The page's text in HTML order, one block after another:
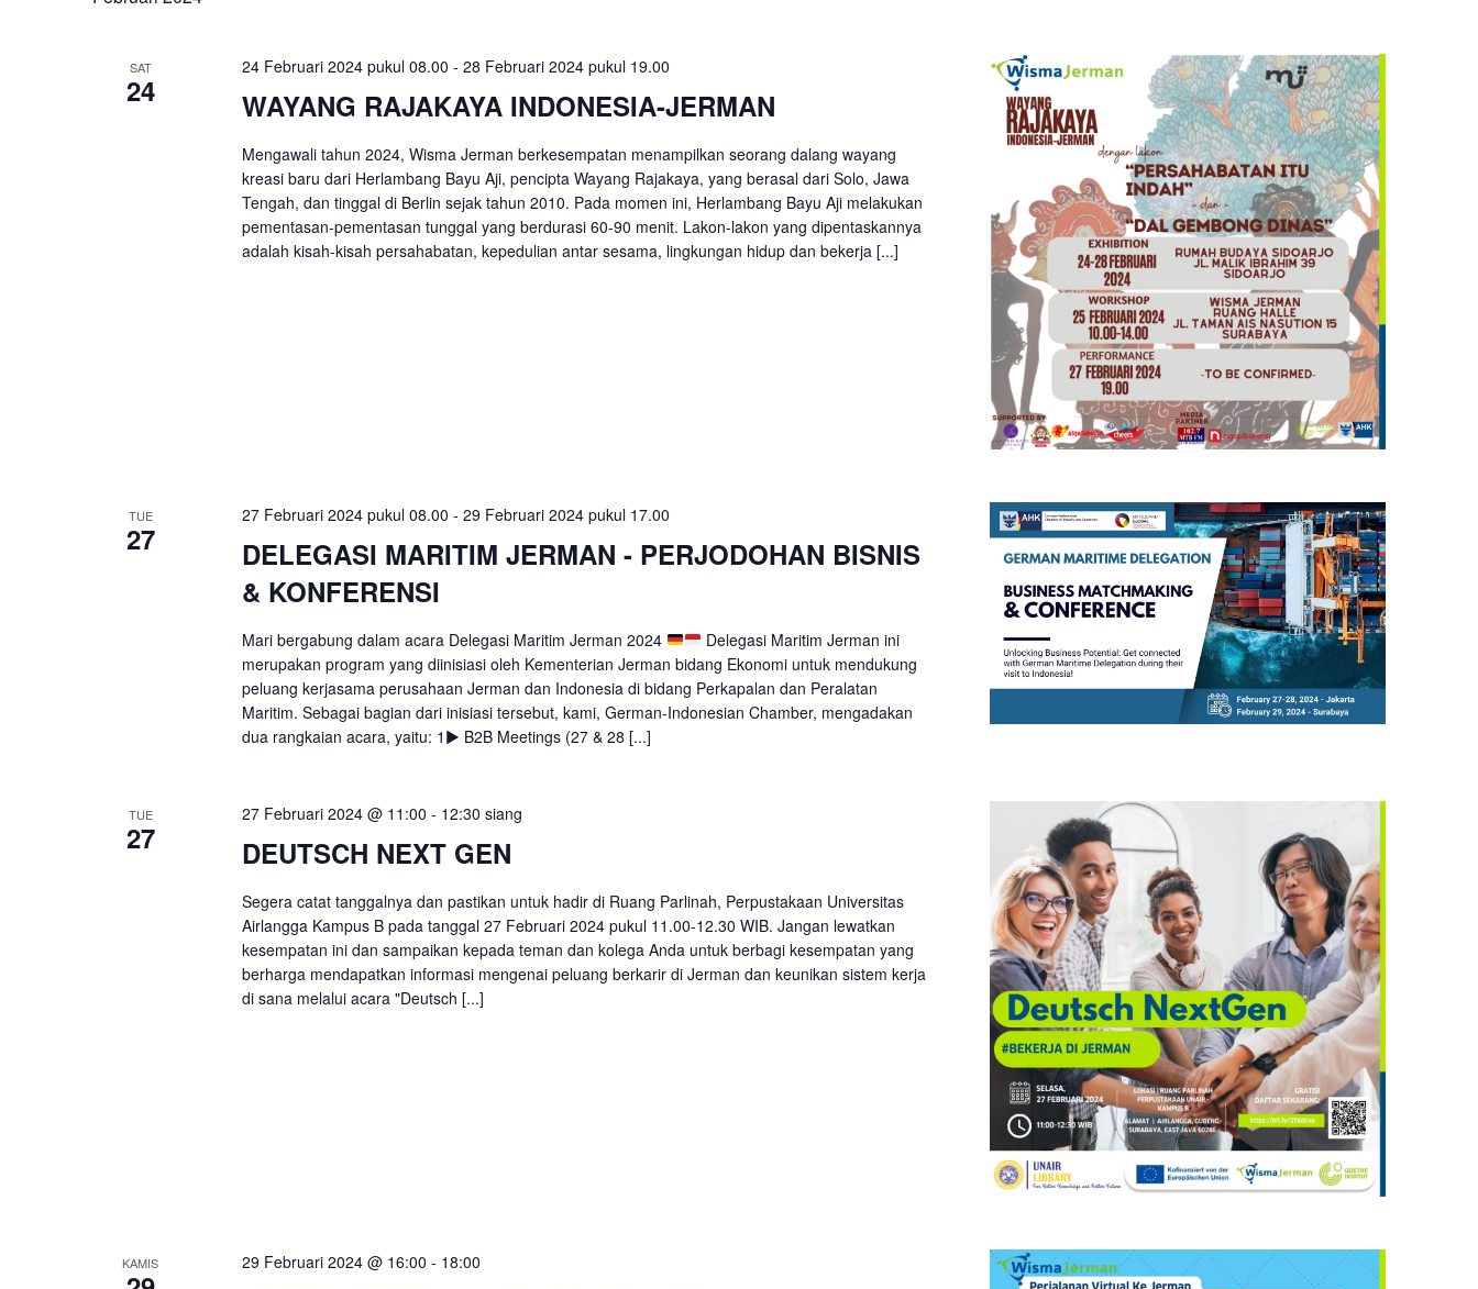
Kunci.
SAT
24
24 Februari 2024 pukul 08.00 - 28 Februari 2024 pukul 19.00
WAYANG RAJAKAYA INDONESIA-JERMAN
Mengawali tahun 2024, Wisma Jerman berkesempatan menampilkan seorang dalang wayang
kreasi baru dari Herlambang Bayu Aji, pencipta Wayang Rajakaya, yang berasal dari Solo, Jawa
Tengah, dan tinggal di Berlin sejak tahun 2010. Pada momen ini, Herlambang Bayu Aji melakukan
pementasan-pementasan tunggal yang berdurasi 60-90 menit. Lakon-lakon yang dipentaskannya
adalah kisah-kisah persahabatan, kepedulian antar sesama, lingkungan hidup dan bekerja [...]
TUE
27
27 Februari 2024 pukul 08.00 - 29 Februari 2024 pukul 17.00
DELEGASI MARITIM JERMAN - PERJODOHAN BISNIS
& KONFERENSI
Mari bergabung dalam acara Delegasi Maritim Jerman 2024
Delegasi Maritim Jerman ini
merupakan program yang diinisiasi oleh Kementerian Jerman bidang Ekonomi untuk mendukung
peluang kerjasama perusahaan Jerman dan Indonesia di bidang Perkapalan dan Peralatan
Maritim. Sebagai bagian dari inisiasi tersebut, kami, German-Indonesian Chamber, mengadakan
dua rangkaian acara, yaitu: 1▶ B2B Meetings (27 & 28 [...]
TUE
27
27 Februari 2024 @ 11:00 - 12:30 siang
DEUTSCH NEXT GEN
Segera catat tanggalnya dan pastikan untuk hadir di Ruang Parlinah, Perpustakaan Universitas
Airlangga Kampus B pada tanggal 27 Februari 2024 pukul 11.00-12.30 WIB. Jangan lewatkan
kesempatan ini dan sampaikan kepada teman dan kolega Anda untuk berbagi kesempatan yang
berharga mendapatkan informasi mengenai peluang berkarir di Jerman dan keunikan sistem kerja
di sana melalui acara "Deutsch [...]
KAMIS 29 Februari 2024 @ 16:00 - 18:00